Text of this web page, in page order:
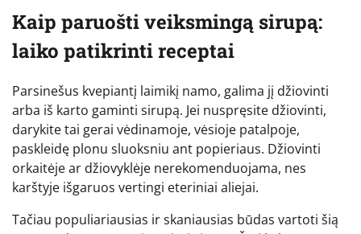
Kaip paruošti veiksmingą sirupą:
laiko patikrinti receptai
Parsinešus kvepiantį laimikį namo, galima jį džiovinti
arba iš karto gaminti sirupą. Jei nuspręsite džiovinti,
darykite tai gerai vėdinamoje, vėsioje patalpoje,
paskleidę plonu sluoksniu ant popieriaus. Džiovinti
orkaitėje ar džiovyklėje nerekomenduojama, nes
karštyje išgaruos vertingi eteriniai aliejai.
Tačiau populiariausias ir skaniausias būdas vartoti šią